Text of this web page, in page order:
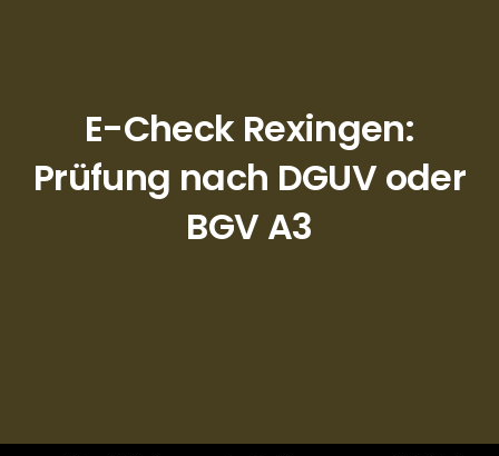
E-Check Rexingen:
Prüfung nach DGUV oder
BGV A3